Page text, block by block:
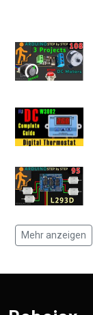
Mehr anzeigen